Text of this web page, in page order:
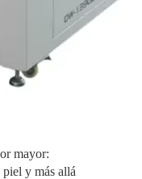
mayor:
y más allá